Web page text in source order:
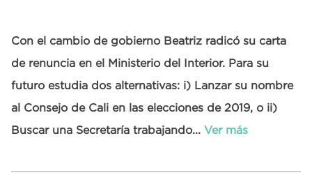
Con el cambio de gobierno Beatriz radicó su carta
de renuncia en el Ministerio del Interior. Para su
futuro estudia dos alternativas: i) Lanzar su nombre
al Consejo de Cali en las elecciones de 2019, o ii)
Buscar una Secretaría trabajando... Ver más